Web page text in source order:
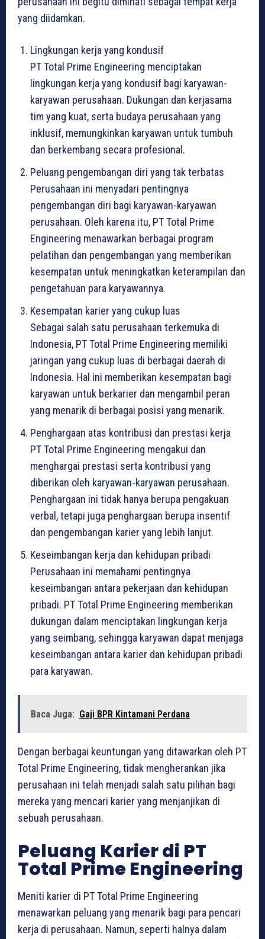
yang diidamkan.
Lingkungan kerja yang kondusif
PT Total Prime Engineering menciptakan
lingkungan kerja yang kondusif bagi karyawan-
karyawan perusahaan. Dukungan dan kerjasama
tim yang kuat, serta budaya perusahaan yang
inklusif, memungkinkan karyawan untuk tumbuh
dan berkembang secara profesional.
Peluang pengembangan diri yang tak terbatas
Perusahaan ini menyadari pentingnya
pengembangan diri bagi karyawan-karyawan
perusahaan. Oleh karena itu, PT Total Prime
Engineering menawarkan berbagai program
pelatihan dan pengembangan yang memberikan
kesempatan untuk meningkatkan keterampilan dan
pengetahuan para karyawannya.
Kesempatan karier yang cukup luas
Sebagai salah satu perusahaan terkemuka di
Indonesia, PT Total Prime Engineering memiliki
jaringan yang cukup luas di berbagai daerah di
Indonesia. Hal ini memberikan kesempatan bagi
karyawan untuk berkarier dan mengambil peran
yang menarik di berbagai posisi yang menarik.
Penghargaan atas kontribusi dan prestasi kerja
PT Total Prime Engineering mengakui dan
menghargai prestasi serta kontribusi yang
diberikan oleh karyawan-karyawan perusahaan.
Penghargaan ini tidak hanya berupa pengakuan
verbal, tetapi juga penghargaan berupa insentif
dan pengembangan karier yang lebih lanjut.
Keseimbangan kerja dan kehidupan pribadi
Perusahaan ini memahami pentingnya
keseimbangan antara pekerjaan dan kehidupan
pribadi. PT Total Prime Engineering memberikan
dukungan dalam menciptakan lingkungan kerja
yang seimbang, sehingga karyawan dapat menjaga
keseimbangan antara karier dan kehidupan pribadi
para karyawan.
Baca Juga: Gaji BPR Kintamani Perdana
Dengan berbagai keuntungan yang ditawarkan oleh PT
Total Prime Engineering, tidak mengherankan jika
perusahaan ini telah menjadi salah satu pilihan bagi
mereka yang mencari karier yang menjanjikan di
sebuah perusahaan.
Peluang Karier di PT
Total Prime Engineering
Meniti karier di PT Total Prime Engineering
menawarkan peluang yang menarik bagi para pencari
kerja di perusahaan. Namun, seperti halnya dalam